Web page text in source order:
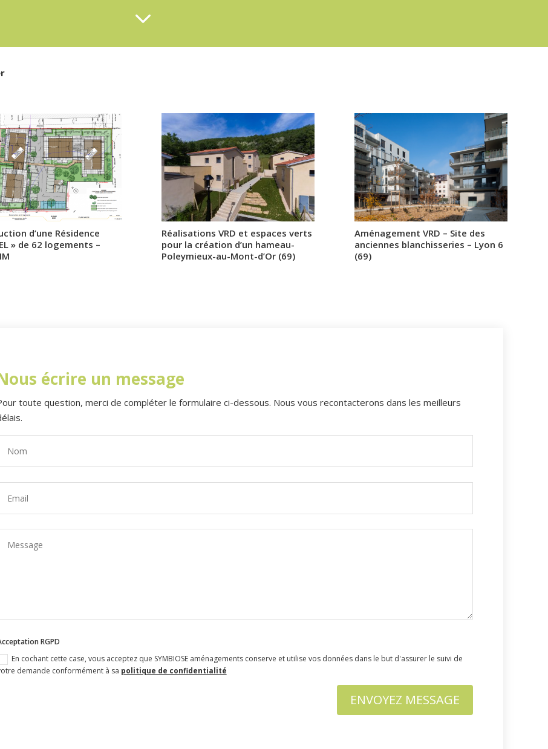
3
d’une Résidence
» de 62 logements –
Réalisations VRD et espaces verts
pour la création d’un hameau-
Poleymieux-au-Mont-d’Or (69)
Aménagement VRD – Site des
anciennes blanchisseries – Lyon 6
(69)
écrire un message
toute question, merci de compléter le formulaire ci-dessous. Nous vous recontacterons dans les meilleurs
RGPD
En cochant cette case, vous acceptez que SYMBIOSE aménagements conserve et utilise vos données dans le but d'assurer le suivi de
demande conformément à sa politique de confidentialité
ENVOYEZ MESSAGE